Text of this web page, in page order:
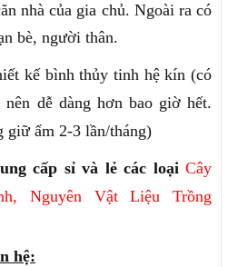
nhà của gia chủ. Ngoài ra có
bè, người thân.
kế bình thủy tinh hệ kín (có
dễ dàng hơn bao giờ hết.
giữ ẩm 2-3 lần/tháng)
cấp sỉ và lẻ các loạiCây
, Nguyên Vật Liệu Trồng
hệ: